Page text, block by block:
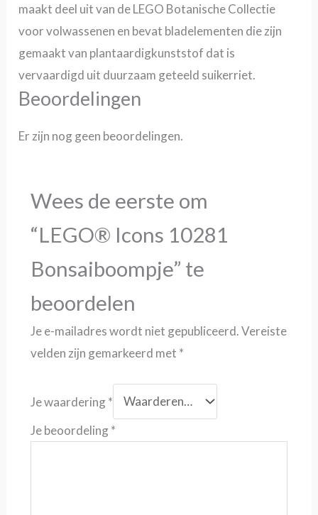
maakt deel uit van de LEGO Botanische Collectie
voor volwassenen en bevat bladelementen die zijn
gemaakt van plantaardigkunststof dat is
vervaardigd uit duurzaam geteeld suikerriet.
Beoordelingen
Er zijn nog geen beoordelingen.
Wees de eerste om
“LEGO® Icons 10281
Bonsaiboompje” te
beoordelen
Je e-mailadres wordt niet gepubliceerd.Vereiste
velden zijn gemarkeerd met *
Je waardering*
Je beoordeling*